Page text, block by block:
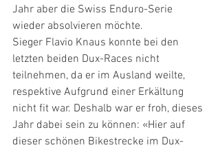
Jahr aber die Swiss Enduro-Serie
wieder absolvieren möchte.
Sieger Flavio Knaus konnte bei den
letzten beiden Dux-Races nicht
teilnehmen, da er im Ausland weilte,
respektive Aufgrund einer Erkältung
nicht fit war. Deshalb war er froh, dieses
Jahr dabei sein zu können: «Hier auf
dieser schönen Bikestrecke im Dux-